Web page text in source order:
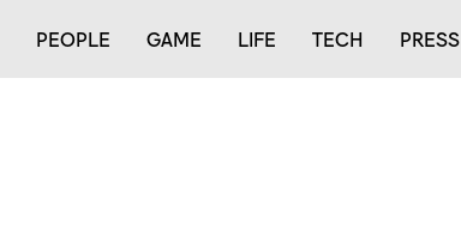
PEOPLE GAME LIFE TECH PRESS